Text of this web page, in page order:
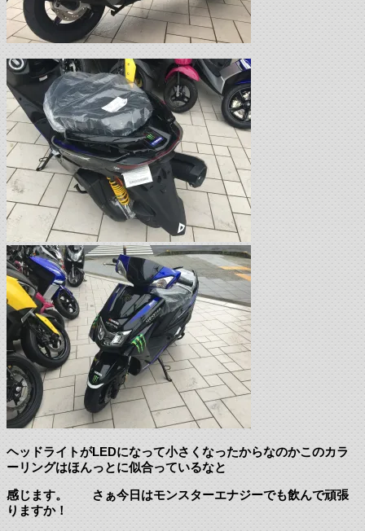
ヘッドライトがLEDになって小さくなったからなのかこのカラ
ーリングはほんっとに似合っているなと
感じます。 さぁ今日はモンスターエナジーでも飲んで頑張
りますか！